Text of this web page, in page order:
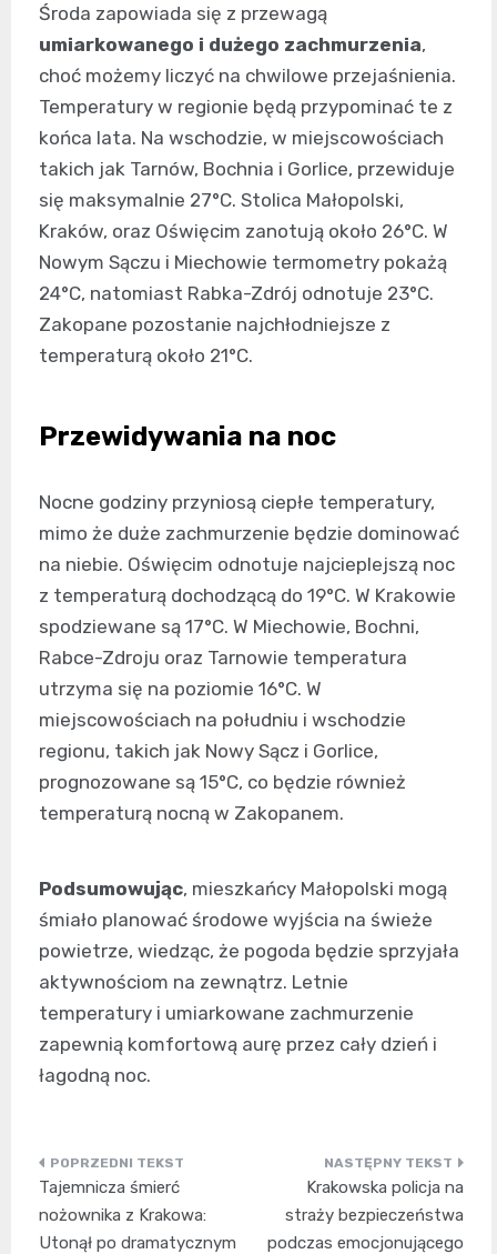
Środa zapowiada się z przewagą
umiarkowanego i dużego zachmurzenia,
choć możemy liczyć na chwilowe przejaśnienia.
Temperatury w regionie będą przypominać te z
końca lata. Na wschodzie, w miejscowościach
takich jak Tarnów, Bochnia i Gorlice, przewiduje
się maksymalnie 27°C. Stolica Małopolski,
Kraków, oraz Oświęcim zanotują około 26°C. W
Nowym Sączu i Miechowie termometry pokażą
24°C, natomiast Rabka-Zdrój odnotuje 23°C.
Zakopane pozostanie najchłodniejsze z
temperaturą około 21°C.
Przewidywania na noc
Nocne godziny przyniosą ciepłe temperatury,
mimo że duże zachmurzenie będzie dominować
na niebie. Oświęcim odnotuje najcieplejszą noc
z temperaturą dochodzącą do 19°C. W Krakowie
spodziewane są 17°C. W Miechowie, Bochni,
Rabce-Zdroju oraz Tarnowie temperatura
utrzyma się na poziomie 16°C. W
miejscowościach na południu i wschodzie
regionu, takich jak Nowy Sącz i Gorlice,
prognozowane są 15°C, co będzie również
temperaturą nocną w Zakopanem.
Podsumowując, mieszkańcy Małopolski mogą
śmiało planować środowe wyjścia na świeże
powietrze, wiedząc, że pogoda będzie sprzyjała
aktywnościom na zewnątrz. Letnie
temperatury i umiarkowane zachmurzenie
zapewnią komfortową aurę przez cały dzień i
łagodną noc.
Nawigacja
wpisu
Tajemnicza śmierć
nożownika z Krakowa:
Utonął po dramatycznym
Krakowska policja na
straży bezpieczeństwa
podczas emocjonującego